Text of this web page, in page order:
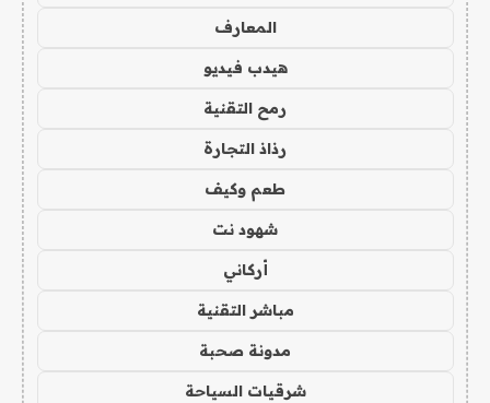
المعارف
هيدب فيديو
رمح التقنية
رذاذ التجارة
طعم وكيف
شهود نت
أركاني
مباشر التقنية
مدونة صحبة
شرقيات السياحة